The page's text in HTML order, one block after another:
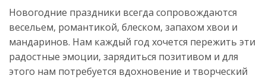
Новогодние праздники всегда сопровождаются
весельем, романтикой, блеском, запахом хвои и
мандаринов. Нам каждый год хочется пережить эти
радостные эмоции, зарядиться позитивом и для
этого нам потребуется вдохновение и творческий